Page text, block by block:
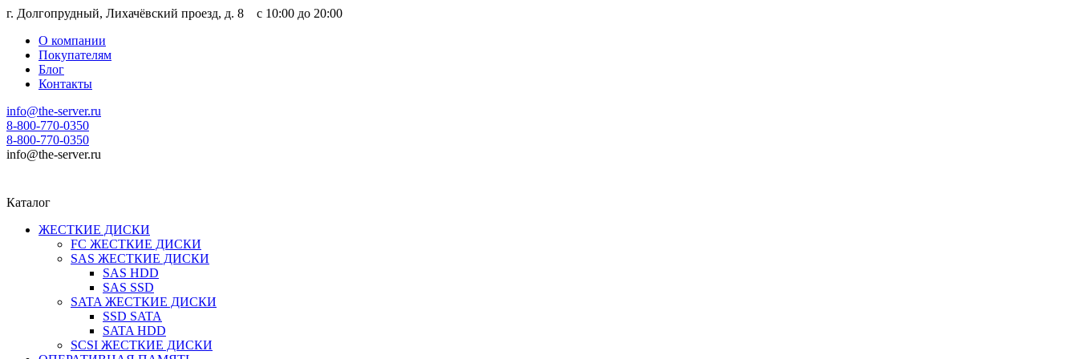
г. Долгопрудный, Лихачёвский проезд, д. 8 c 10:00 до 20:00
О компании
Покупателям
Блог
Контакты
info@the-server.ru
8-800-770-0350
8-800-770-0350
info@the-server.ru
Каталог
ЖЕСТКИЕ ДИСКИ
FC ЖЕСТКИЕ ДИСКИ
SAS ЖЕСТКИЕ ДИСКИ
SAS HDD
SAS SSD
SATA ЖЕСТКИЕ ДИСКИ
SSD SATA
SATA HDD
SCSI ЖЕСТКИЕ ДИСКИ